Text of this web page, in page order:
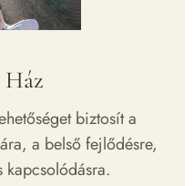
Ház
biztosít a
a belső fejlődésre,
kapcsolódásra.